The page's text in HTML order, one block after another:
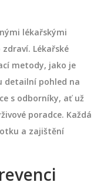
lékařskými
Lékařské
metody, jako je
detailní pohled na
s odborníky, ať už
poradce. Každá
a zajištění